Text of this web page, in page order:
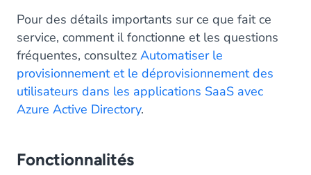
Pour des détails importants sur ce que fait ce
service, comment il fonctionne et les questions
fréquentes, consultez Automatiser le
provisionnement et le déprovisionnement des
utilisateurs dans les applications SaaS avec
Azure Active Directory.
Fonctionnalités